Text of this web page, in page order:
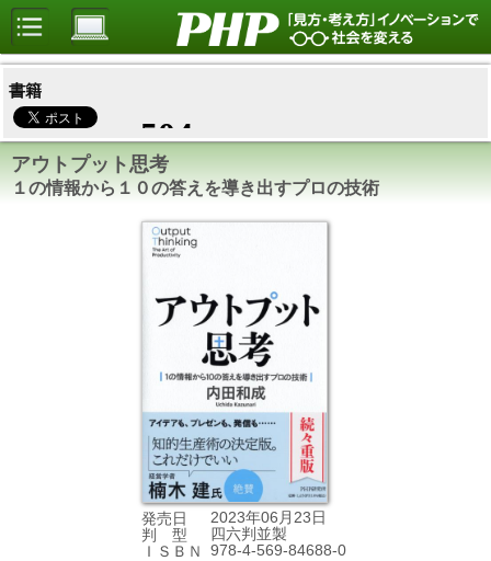
書籍
アウトプット思考
１の情報から１０の答えを導き出すプロの技術
発売日
2023年06月23日
判 型
四六判並製
ＩＳＢＮ
978-4-569-84688-0